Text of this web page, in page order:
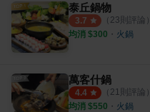
泰丘鍋物
3.7 （ 23則評論）
均消 $300 ・ 火鍋
萬客什鍋
4.4 （ 21 則評論）
均消 $550 ・ 火鍋